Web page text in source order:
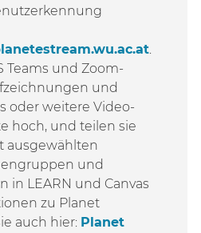
.
Teams und Zoom-
und
oder weitere Video-
hoch, und teilen sie
ausgewählten
und
in LEARN und Canvas
zu Planet
auch hier: Planet